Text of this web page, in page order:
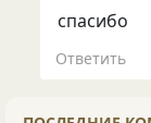
спасибо
Ответить